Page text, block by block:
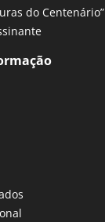
do Centenário”